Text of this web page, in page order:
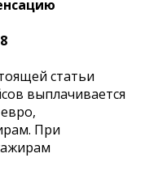
статьи
выплачивается
При